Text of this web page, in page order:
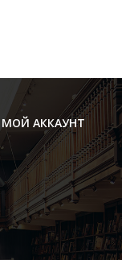
МОЙ АККАУНТ